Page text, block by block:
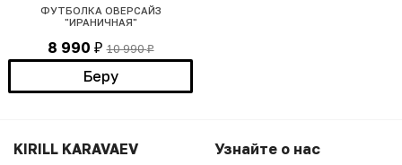
ФУТБОЛКА ОВЕРСАЙЗ
"ИРАНИЧНАЯ"
8 990 ₽ 10 990₽
Беру
KIRILL KARAVAEV Узнайте о нас